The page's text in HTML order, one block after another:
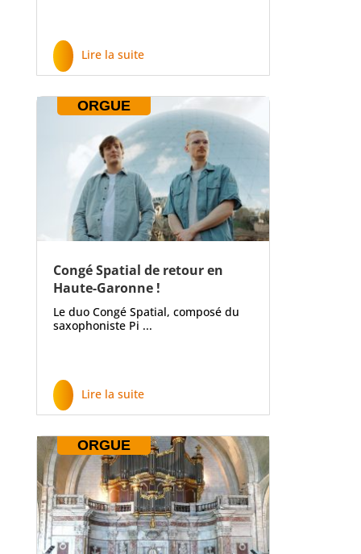
Lire la suite
ORGUE
Congé Spatial de retour en
Haute-Garonne !
Le duo Congé Spatial, composé du
saxophoniste Pi ...
Lire la suite
ORGUE